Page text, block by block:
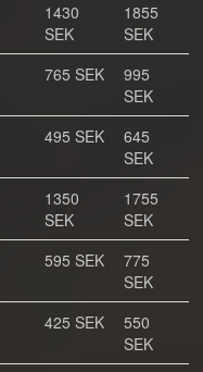
1430
SEK
1855
SEK
765 SEK
995
SEK
495 SEK
645
SEK
1350
SEK
1755
SEK
595 SEK
775
SEK
425 SEK
550
SEK